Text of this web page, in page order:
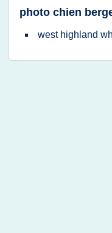
photo chien
west highland